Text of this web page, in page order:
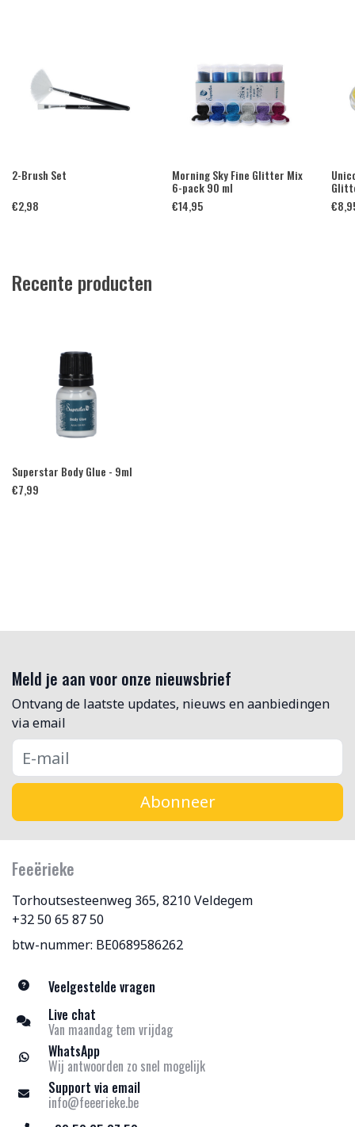
2-Brush Set
€2,98
Morning Sky Fine Glitter Mix
6-pack 90 ml
€14,95
€
Recente producten
Superstar Body Glue - 9ml
€7,99
Meld je aan voor onze nieuwsbrief
Ontvang de laatste updates, nieuws en aanbiedingen
via email
Abonneer
Feeërieke
Torhoutsesteenweg 365, 8210 Veldegem
+32 50 65 87 50
btw-nummer: BE0689586262
Veelgestelde vragen
Live chat
Van maandag tem vrijdag
WhatsApp
Wij antwoorden zo snel mogelijk
Support via email
info@feeerieke.be